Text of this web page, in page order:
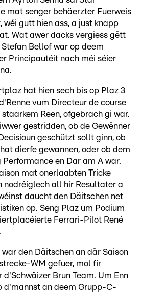
mat senger behäerzter Fuerweis
wéi gutt hien ass, a just knapp
Wat awer dacks vergiess gëtt
Bellof war op deem
Principautéit nach méi séier
hat hien sech bis op Plaz 3
vum Directeur de course
Reen, ofgebrach gi war.
gestridden, ob de Gewënner
geschützt sollt ginn, ob
dierfe gewannen, oder ob dem
Performance en Dar am A war.
mat onerlaabten Tricke
nodréiglech all hir Resultater a
daucht den Däitschen net
op. Seng Plaz um Podium
Ferrari-Pilot René
den Däitschen an där Saison
WM gefuer, mol fir
Brun Team. Um Enn
d'mannst an deem Grupp-C-